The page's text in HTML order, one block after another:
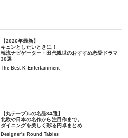
【2026年最新】
キュンとしたいときに！
韓流ナビゲーター・田代親世のおすすめ恋愛ドラマ
30選
The Best K-Entertainment
【丸テーブルの名品34選】
北欧や日本の名作から注目作まで。
ダイニングを美しく彩る円卓まとめ
Designer's Round Tables